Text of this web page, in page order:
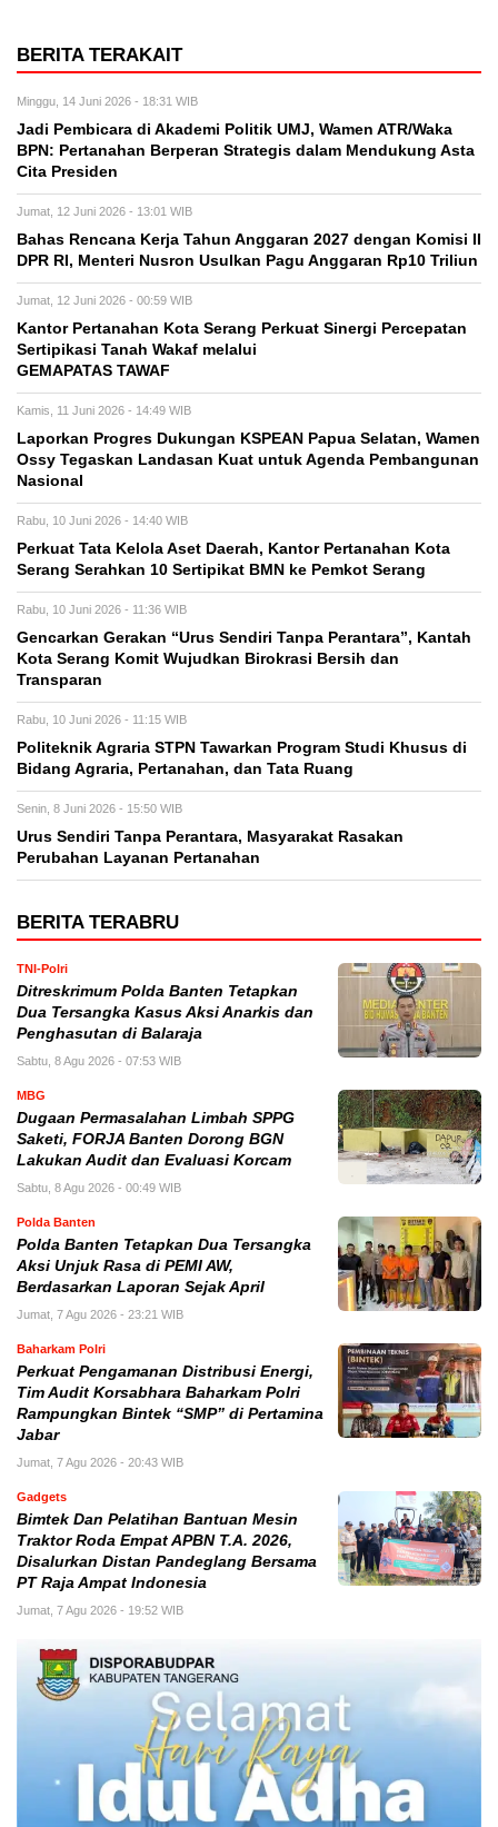
BERITA TERAKAIT
Minggu, 14 Juni 2026 - 18:31 WIB
Jadi Pembicara di Akademi Politik UMJ, Wamen ATR/Waka
BPN: Pertanahan Berperan Strategis dalam Mendukung Asta
Cita Presiden
Jumat, 12 Juni 2026 - 13:01 WIB
Bahas Rencana Kerja Tahun Anggaran 2027 dengan Komisi II
DPR RI, Menteri Nusron Usulkan Pagu Anggaran Rp10 Triliun
Jumat, 12 Juni 2026 - 00:59 WIB
Kantor Pertanahan Kota Serang Perkuat Sinergi Percepatan
Sertipikasi Tanah Wakaf melalui
GEMAPATAS TAWAF
Kamis, 11 Juni 2026 - 14:49 WIB
Laporkan Progres Dukungan KSPEAN Papua Selatan, Wamen
Ossy Tegaskan Landasan Kuat untuk Agenda Pembangunan
Nasional
Rabu, 10 Juni 2026 - 14:40 WIB
Perkuat Tata Kelola Aset Daerah, Kantor Pertanahan Kota
Serang Serahkan 10 Sertipikat BMN ke Pemkot Serang
Rabu, 10 Juni 2026 - 11:36 WIB
Gencarkan Gerakan “Urus Sendiri Tanpa Perantara”, Kantah
Kota Serang Komit Wujudkan Birokrasi Bersih dan
Transparan
Rabu, 10 Juni 2026 - 11:15 WIB
Politeknik Agraria STPN Tawarkan Program Studi Khusus di
Bidang Agraria, Pertanahan, dan Tata Ruang
Senin, 8 Juni 2026 - 15:50 WIB
Urus Sendiri Tanpa Perantara, Masyarakat Rasakan
Perubahan Layanan Pertanahan
BERITA TERABRU
TNI-Polri
Ditreskrimum Polda Banten Tetapkan
Dua Tersangka Kasus Aksi Anarkis dan
Penghasutan di Balaraja
Sabtu, 8 Agu 2026 - 07:53 WIB
MBG
Dugaan Permasalahan Limbah SPPG
Saketi, FORJA Banten Dorong BGN
Lakukan Audit dan Evaluasi Korcam
Sabtu, 8 Agu 2026 - 00:49 WIB
Polda Banten
Polda Banten Tetapkan Dua Tersangka
Aksi Unjuk Rasa di PEMI AW,
Berdasarkan Laporan Sejak April
Jumat, 7 Agu 2026 - 23:21 WIB
Baharkam Polri
Perkuat Pengamanan Distribusi Energi,
Tim Audit Korsabhara Baharkam Polri
Rampungkan Bintek “SMP” di Pertamina
Jabar
Jumat, 7 Agu 2026 - 20:43 WIB
Gadgets
Bimtek Dan Pelatihan Bantuan Mesin
Traktor Roda Empat APBN T.A. 2026,
Disalurkan Distan Pandeglang Bersama
PT Raja Ampat Indonesia
Jumat, 7 Agu 2026 - 19:52 WIB